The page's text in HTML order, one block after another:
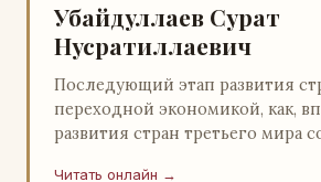
Убайдуллаев Сурат
Нусратиллаевич
Последующий этап развития
переходной экономикой, как,
развития стран третьего мира
Читать онлайн →